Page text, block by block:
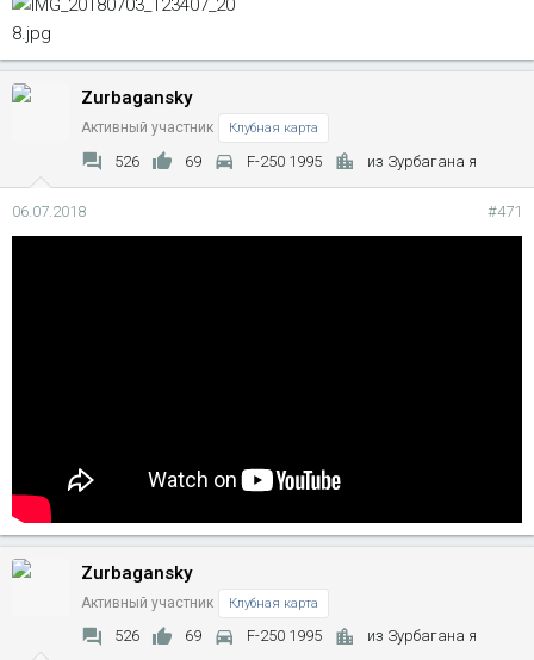
Zurbagansky
Активный участник Клубная карта
526 69 F-250 1995 из Зурбагана я
06.07.2018 #471
Zurbagansky
Активный участник Клубная карта
526 69 F-250 1995 из Зурбагана я